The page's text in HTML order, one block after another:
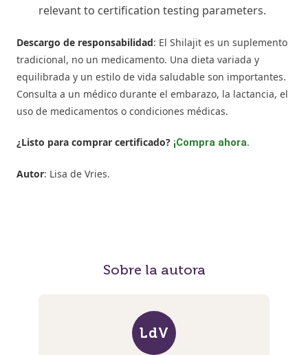
relevant to certification testing parameters.
Descargo de responsabilidad: El Shilajit es un suplemento
tradicional, no un medicamento. Una dieta variada y
equilibrada y un estilo de vida saludable son importantes.
Consulta a un médico durante el embarazo, la lactancia, el
uso de medicamentos o condiciones médicas.
¿Listo para comprar certificado? ¡Compra ahora.
Autor: Lisa de Vries.
Sobre la autora
LdV